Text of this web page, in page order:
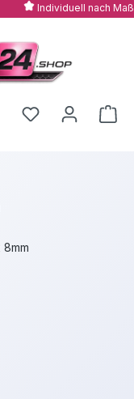
Individuell nach Maß